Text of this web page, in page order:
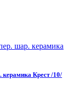
Крест /10/